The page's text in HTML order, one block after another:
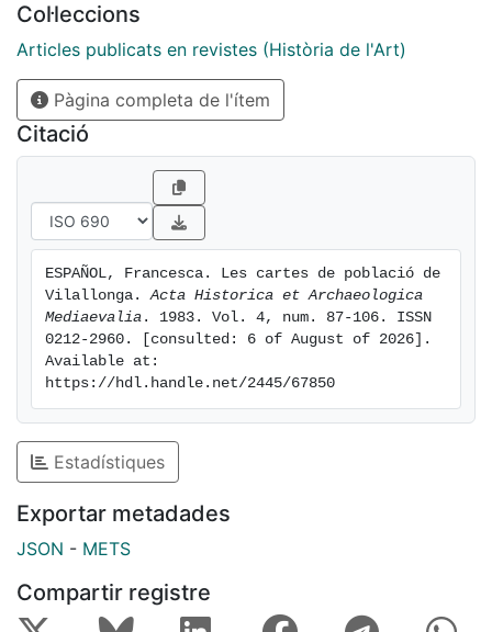
estudiar la propietat del monestir de Santes Creus al
Camp de Tarragona, però sí que som conscients de
que algunes de les observacions que d'ell en surtin
seran utils a posteriors estudis sobre el tema.
Col·leccions
Articles publicats en revistes (Història de l'Art)
Pàgina completa de l'ítem
Citació
ESPAÑOL, Francesca. Les cartes de població de
Vilallonga. Acta Historica et Archaeologica
Mediaevalia . 1983. Vol. 4, num. 87-106. ISSN
0212-2960. [consulted: 6 of August of 2026].
Available at:
https://hdl.handle.net/2445/67850
Estadístiques
Exportar metadades
JSON - METS
Compartir registre